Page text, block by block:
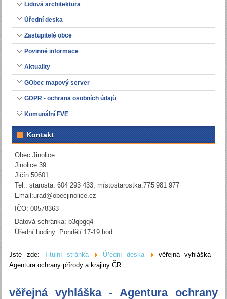
Lidová architektura
Úřední deska
Zastupitelé obce
Povinné informace
Aktuality
GObec mapový server
GDPR - ochrana osobních údajů
Komunální FVE
Kontakt
Obec Jinolice
Jinolice 39
Jičín 50601
Tel.: starosta: 604 293 433, místostarostka:775 981 977
Email:urad@obecjinolice.cz
IČO: 00578363
Datová schránka: b3qbgq4
Úřední hodiny: Pondělí 17-19 hod
Jste zde:Titulní stránka Úřední deska
věřejná vyhláška -
Agentura ochrany přírody a krajiny ČR
věřejná vyhláška - Agentura ochrany